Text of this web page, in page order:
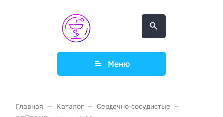
Меню
Главная Каталог
Сердечно-сосудистые